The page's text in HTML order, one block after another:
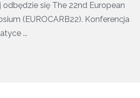
odbędzie się The 22nd European
(EUROCARB22). Konferencja
...